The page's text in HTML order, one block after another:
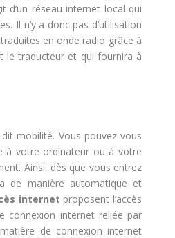
d’un réseau internet local qui
Il n’y a donc pas d’utilisation
en onde radio grâce à
le traducteur et qui fournira à
mobilité. Vous pouvez vous
à votre ordinateur ou à votre
Ainsi, dès que vous entrez
de manière automatique et
internet proposent l’accès
connexion internet reliée par
de connexion internet